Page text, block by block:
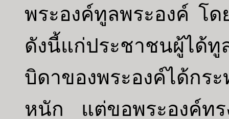
พระองค์ทูลพระองค์ โ
ดังนี้แก่ประชาชนผู้ได้ทู
บิดาของพระองค์ได้กร
หนัก แต่ขอพระองค์ทร